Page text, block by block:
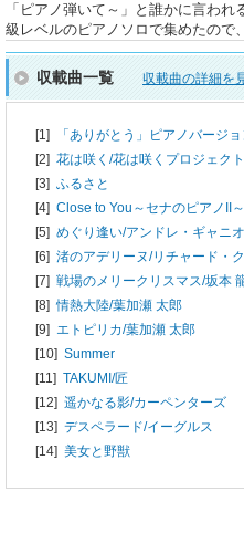
「ピアノ弾いて～」と誰かに言わ
級レベルのピアノソロで集めたので
収載曲一覧 収載曲の詳細を
[1] 「ありがとう」ピアノバージ
[2] 花は咲く/花は咲くプロジェクト
[3] ふるさと
[4] Close to You～セナのピアノII～
[5] めぐり逢い/アンドレ・ギャニ
[6] 渚のアデリーヌ/リチャード・
[7] 戦場のメリークリスマス/坂本
[8]情熱大陸/葉加瀬 太郎
[9] エトピリカ/葉加瀬 太郎
[10] Summer
[11] TAKUMI/匠
[12] 遥かなる影/カーペンターズ
[13] デスペラード/イーグルス
[14] 美女と野獣